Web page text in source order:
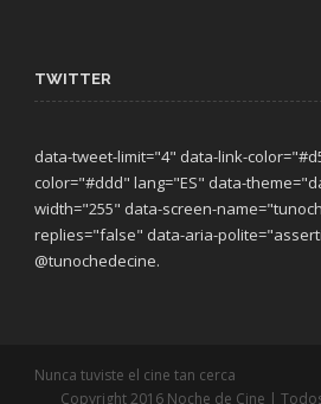
TWITTER
data-tweet-limit="4" data-link-
color="#ddd" lang="ES" data-
width="255" data-screen-
replies="false" data-aria-
@tunochedecine.
Nunca tuviste el cine tan cerca
Copyright 2016 Noche de Cine |